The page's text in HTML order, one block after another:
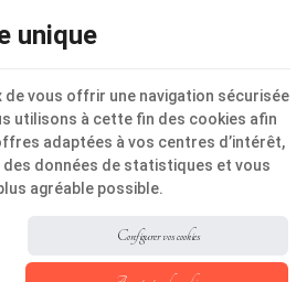
|Vie privée|Cookies
-Ferme de l'Abbaye de
générales-Nos partenaires
web
du site web et protection
personnelles
unique
de vous offrir une navigation sécurisée
utilisons à cette fin des cookies afin
adaptées à vos centres d’intérêt,
données de statistiques et vous
agréable possible.
Configurer vos cookies